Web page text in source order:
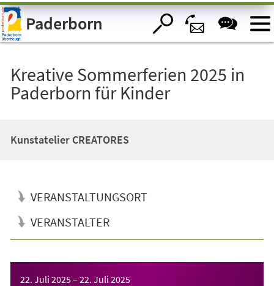
Visuelle
Assistenzsoftware
öffnen.Paderborn
Kreative Sommerferien 2025 in
Paderborn für Kinder
Kunstatelier CREATORES
VERANSTALTUNGSORT
VERANSTALTER
22. Juli 2025– 22. Juli 2025